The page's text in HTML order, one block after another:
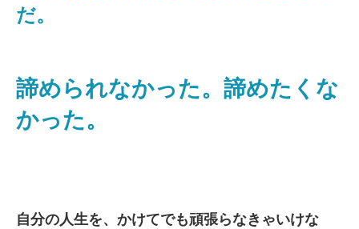
だ。
諦められなかった。諦めたくな
かった。
自分の人生を、かけてでも頑張らなきゃいけな